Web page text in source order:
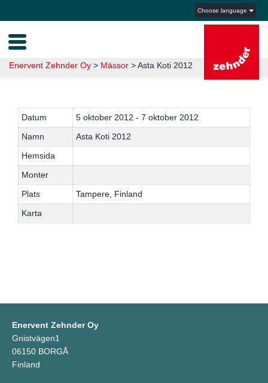
Choose language
Enervent Zehnder Oy > Mässor >Asta Koti 2012
Datum
5 oktober 2012 - 7 oktober 2012
Namn
Asta Koti 2012
Hemsida
Monter
Plats
Tampere, Finland
Karta
Enervent Zehnder Oy
Gnistvägen1
06150 BORGÅ
Finland